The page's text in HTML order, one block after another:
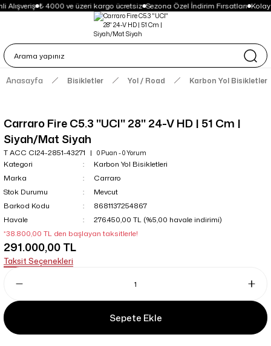
Alışveriş ₺ 4000 ve üzeri kargo ücretsiz Sezona Özel İndirim Fırsatları Kolay
Anasayfa Bisikletler Yol / Road Karbon Yol Bisikletleri
Carraro Fire C5.3 ''UCI'' 28'' 24-V HD | 51 Cm |
Siyah/Mat Siyah
T ACC CI24-2851-43271 0 Puan - 0 Yorum
Kategori
Karbon Yol Bisikletleri
Marka
Carraro
Stok Durumu
Mevcut
Barkod Kodu
8681137254867
Havale
276.450,00 TL (%5,00 havale indirimi)
*38.800,00 TL den başlayan taksitlerle!
291.000,00 TL
Taksit Seçenekleri
Sepete Ekle